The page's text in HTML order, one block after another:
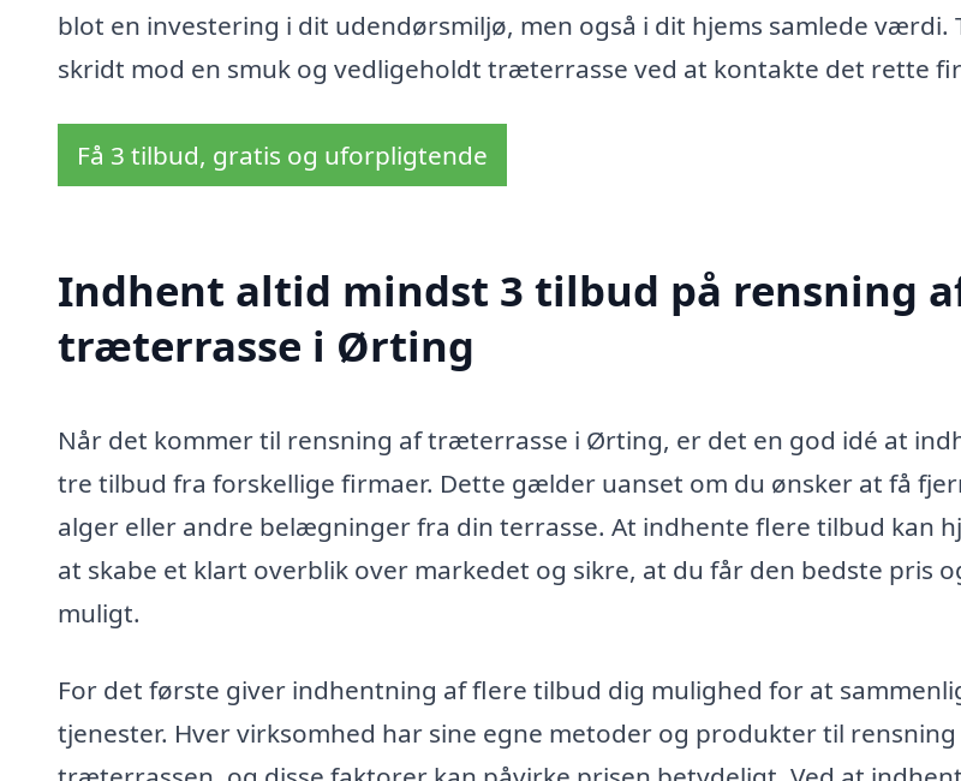
blot en investering i dit udendørsmiljø, men også i dit hjems samlede værdi.
skridt mod en smuk og vedligeholdt træterrasse ved at kontakte det rette
Få 3 tilbud, gratis og uforpligtende
Indhent altid mindst 3 tilbud på rensning
træterrasse i Ørting
Når det kommer til rensning af træterrasse i Ørting, er det en god idé at
tre tilbud fra forskellige firmaer. Dette gælder uanset om du ønsker at få
alger eller andre belægninger fra din terrasse. At indhente flere tilbud kan
at skabe et klart overblik over markedet og sikre, at du får den bedste pris
muligt.
For det første giver indhentning af flere tilbud dig mulighed for at
tjenester. Hver virksomhed har sine egne metoder og produkter til